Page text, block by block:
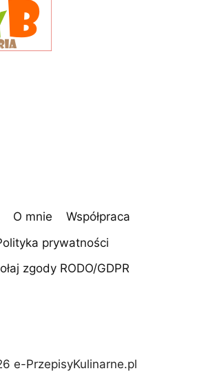
O mnie
Współpraca
prywatności
zgody RODO/GDPR
e-PrzepisyKulinarne.pl